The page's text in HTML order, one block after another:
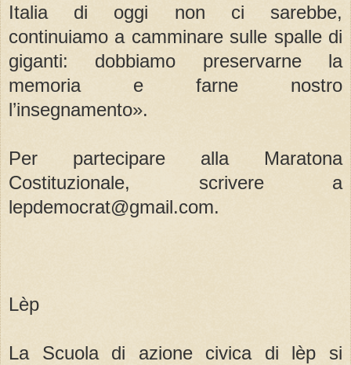
Italia di oggi non ci sarebbe,
continuiamo a camminare sulle spalle di
giganti: dobbiamo preservarne la
memoria e farne nostro
l’insegnamento».
Per partecipare alla Maratona
Costituzionale, scrivere a
lepdemocrat@gmail.com.
Lèp
La Scuola di azione civica di lèp si